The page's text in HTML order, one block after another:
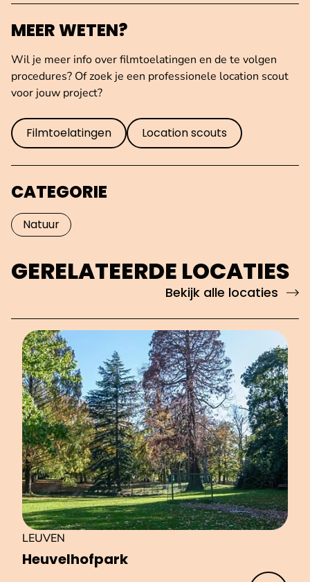
MEER WETEN?
Wil je meer info over filmtoelatingen en de te volgen
procedures? Of zoek je een professionele location scout
voor jouw project?
Filmtoelatingen Location scouts
CATEGORIE
Natuur
GERELATEERDE LOCATIES
Bekijk alle locaties
Heu­vel­hof­park
LEUVEN